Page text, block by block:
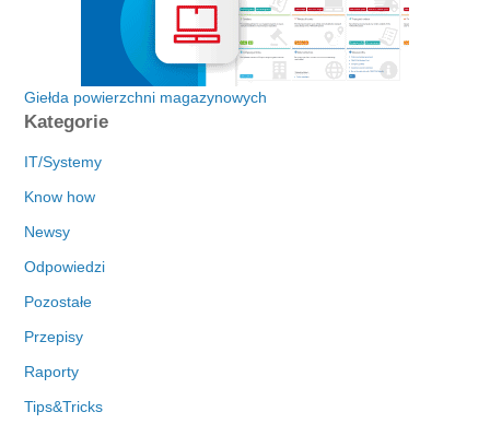
Giełda powierzchni magazynowych
Kategorie
IT/Systemy
Know how
Newsy
Odpowiedzi
Pozostałe
Przepisy
Raporty
Tips&Tricks